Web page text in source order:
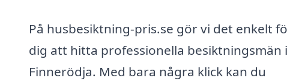
På husbesiktning-pris.se gör vi det enkelt
dig att hitta professionella besiktningsmän i
Finnerödja. Med bara några klick kan du